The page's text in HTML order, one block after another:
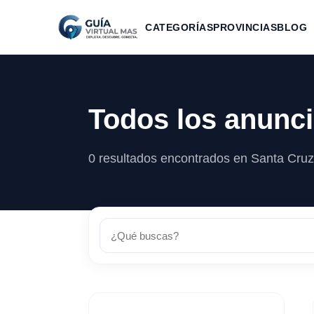
CATEGORÍASPROVINCIASBLOG
Todos los
0 resultados encontrados en Santa Cruz